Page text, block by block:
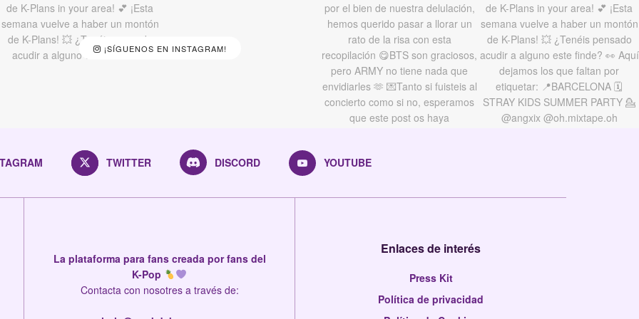
¡SÍGUENOS EN INSTAGRAM!
TWITTER DISCORD YOUTUBE
La plataforma para fans creada por fans del
K-Pop
Contacta con nosotres a través de:
Enlaces de interés
Press Kit
Política de privacidad